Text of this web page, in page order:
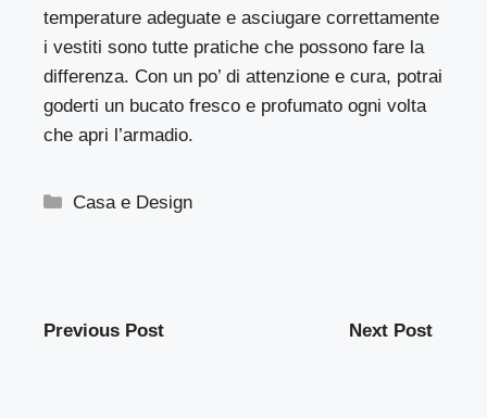
temperature adeguate e asciugare correttamente
i vestiti sono tutte pratiche che possono fare la
differenza. Con un po’ di attenzione e cura, potrai
goderti un bucato fresco e profumato ogni volta
che apri l’armadio.
Categorie
Casa e Design
Previous Post Next Post